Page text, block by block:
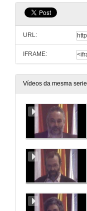
URL:
IFRAME:
Vídeos da mesma serie